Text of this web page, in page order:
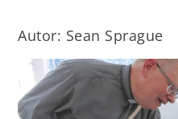
Autor: Sean Sprague